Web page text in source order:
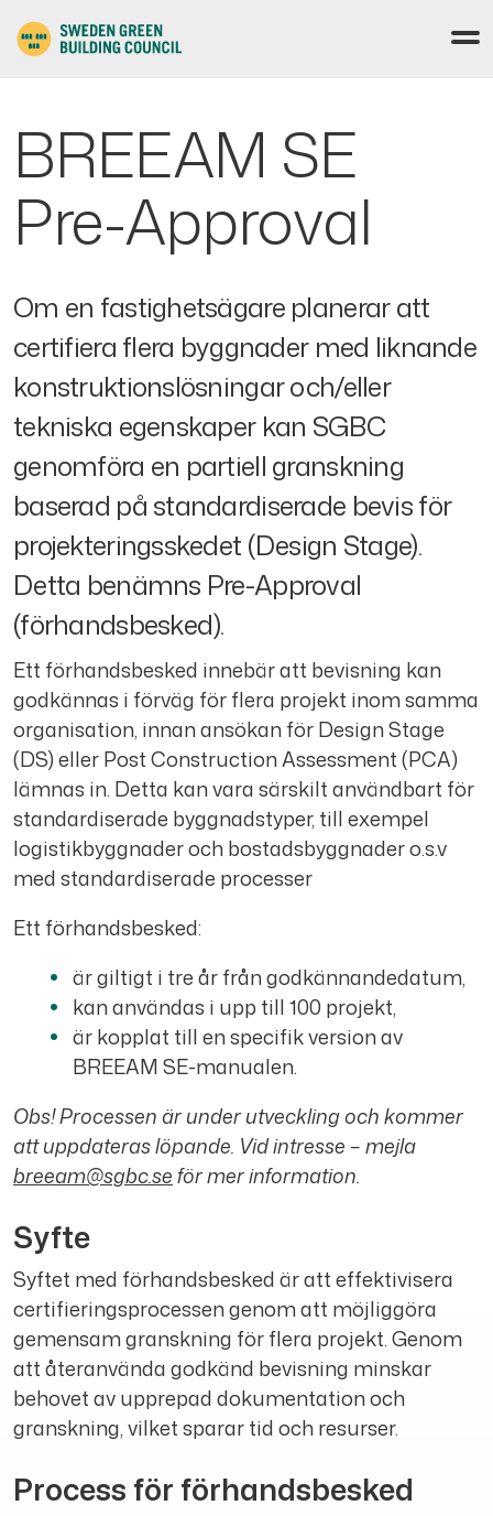
BREEAM SE
Pre-Approval
Om en fastighetsägare planerar att
certifiera flera byggnader med liknande
konstruktionslösningar och/eller
tekniska egenskaper kan SGBC
genomföra en partiell granskning
baserad på standardiserade bevis för
projekteringsskedet (Design Stage).
Detta benämns Pre-Approval
(förhandsbesked).
Ett förhandsbesked innebär att bevisning kan
godkännas i förväg för flera projekt inom samma
organisation, innan ansökan för Design Stage
(DS) eller Post Construction Assessment (PCA)
lämnas in. Detta kan vara särskilt användbart för
standardiserade byggnadstyper, till exempel
logistikbyggnader och bostadsbyggnader o.s.v
med standardiserade processer
Ett förhandsbesked:
är giltigt i tre år från godkännandedatum,
kan användas i upp till 100 projekt,
är kopplat till en specifik version av
BREEAM SE-manualen.
Obs!Processen är under utveckling och kommer
att uppdateras löpande. Vid intresse – mejla
breeam@sgbc.seför mer information.
Syfte
Syftet med förhandsbesked är att effektivisera
certifieringsprocessen genom att möjliggöra
gemensam granskning för flera projekt. Genom
att återanvända godkänd bevisning minskar
behovet av upprepad dokumentation och
granskning, vilket sparar tid och resurser.
Process för förhandsbesked